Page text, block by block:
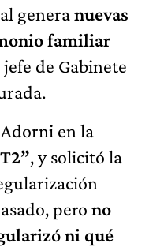
generanuevas
familiar
de Gabinete
en la
, y solicitó la
pero no
ni qué